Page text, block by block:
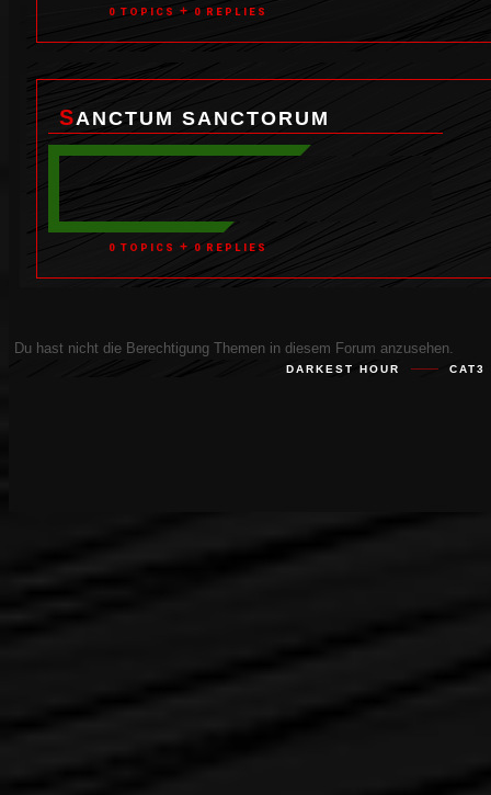
0 TOPICS + 0 REPLIES
SANCTUM SANCTORUM
0 TOPICS + 0 REPLIES
Du hast nicht die Berechtigung Themen in diesem Forum anzusehen.
DARKEST HOUR CAT3